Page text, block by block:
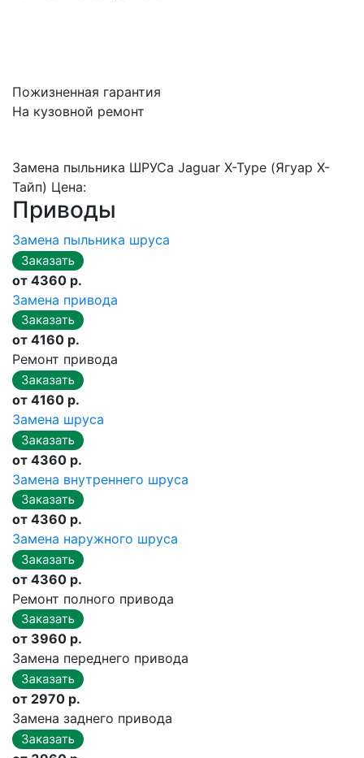
Пожизненная гарантия
На кузовной ремонт
Замена пыльника ШРУСа Jaguar X-Type (Ягуар X-
Тайп) Цена:
Приводы
Замена пыльника шруса
от 4360 р.
Замена привода
от 4160 р.
Ремонт привода
от 4160 р.
Замена шруса
от 4360 р.
Замена внутреннего шруса
от 4360 р.
Замена наружного шруса
от 4360 р.
Ремонт полного привода
от 3960 р.
Замена переднего привода
от 2970 р.
Замена заднего привода